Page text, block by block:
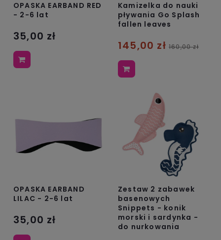
OPASKA EARBAND RED
- 2-6 lat
35,00 zł
Kamizelka do nauki
pływania Go Splash
fallen leaves
145,00 zł 160,00 zł
OPASKA EARBAND
LILAC - 2-6 lat
35,00 zł
Zestaw 2 zabawek
basenowych
Snippets - konik
morski i sardynka -
do nurkowania